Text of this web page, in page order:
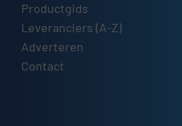
Productgids
Leveranciers (A-Z)
Adverteren
Contact